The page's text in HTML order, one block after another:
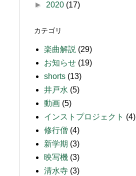
► 2020 (17)
カテゴリ
楽曲解説 (29)
お知らせ (19)
shorts (13)
井戸水 (5)
動画 (5)
インストプロジェクト (4)
修行僧 (4)
新学期 (3)
映写機 (3)
清水寺 (3)